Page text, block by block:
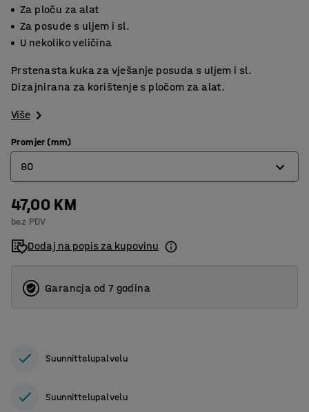
Za ploču za alat
Za posude s uljem i sl.
U nekoliko veličina
Prstenasta kuka za vješanje posuda s uljem i sl.
Dizajnirana za korištenje s pločom za alat.
Više
Promjer (mm)
80
40
60
80
110
47,00 KM
bez PDV
Dodaj na popis za kupovinu
Garancja od 7 godina
Suunnittelupalvelu
Suunnittelupalvelu